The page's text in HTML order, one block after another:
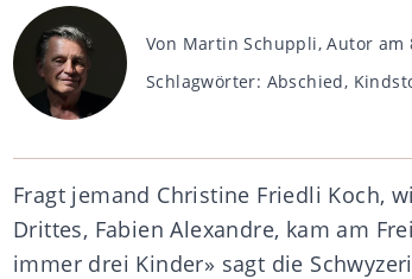
Beitragsautor
Von Martin Schuppli, Autor am
Schlagwörter
Schlagwörter: Abschied,
Fragt jemand Christine Friedli Koch,
Drittes, Fabien Alexandre, kam am
immer drei Kinder» sagt die